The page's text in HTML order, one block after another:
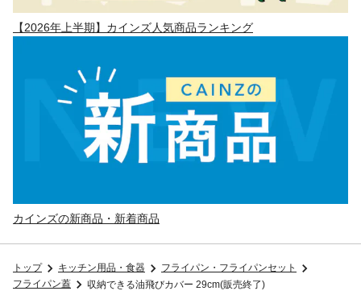
【2026年上半期】カインズ人気商品ランキング
カインズの新商品・新着商品
トップ キッチン用品・食器
フライパン・フライパンセット
フライパン蓋
収納できる油飛びカバー 29cm(販売終了)